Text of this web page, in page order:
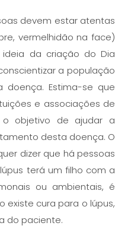
devem estar atentas
vermelhidão na face)
da criação do Dia
a população
Estima-se que
e associações de
o objetivo de ajudar a
desta doença. O
dizer que há pessoas
terá um filho com a
ou ambientais, é
existe cura para o lúpus,
do paciente.